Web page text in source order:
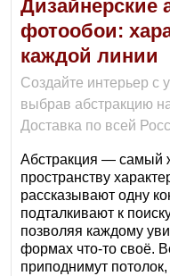
Дизайнерские
фотообои:
каждой линии
Создайте интерьер с
выбрав абстракцию
Доставка по всей
Абстракция — самый
пространству
рассказывают одну
подталкивают к
позволяя каждому
формах что-то своё.
приподнимут